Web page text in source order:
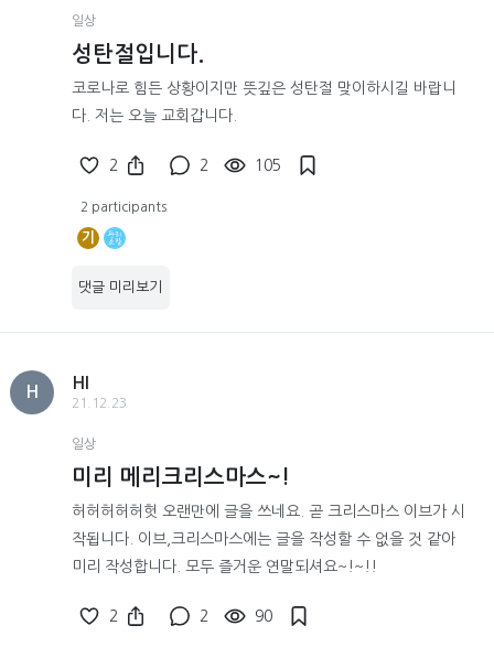
일상
성탄절입니다.
코로나로 힘든 상황이지만 뜻깊은 성탄절 맞이하시길 바랍니
다. 저는 오늘 교회갑니다.
2 2 105
2 participants
기
댓글 미리보기
H
HI
21.12.23
일상
미리 메리크리스마스~!
허허허허허헛 오랜만에 글을 쓰네요. 곧 크리스마스 이브가 시
작됩니다. 이브,크리스마스에는 글을 작성할 수 없을 것 같아
미리 작성합니다. 모두 즐거운 연말되셔요~!~!!
2 2 90